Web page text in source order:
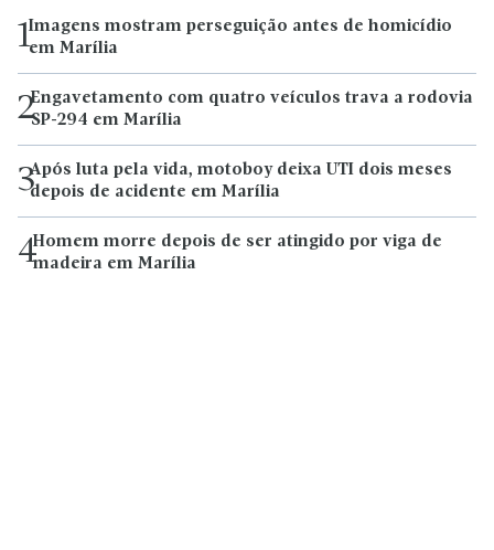
1Imagens mostram perseguição antes de homicídio
em Marília
2Engavetamento com quatro veículos trava a rodovia
SP-294 em Marília
3Após luta pela vida, motoboy deixa UTI dois meses
depois de acidente em Marília
4Homem morre depois de ser atingido por viga de
madeira em Marília